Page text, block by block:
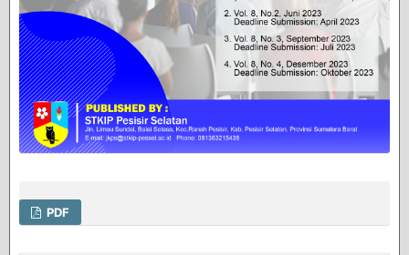
PDF